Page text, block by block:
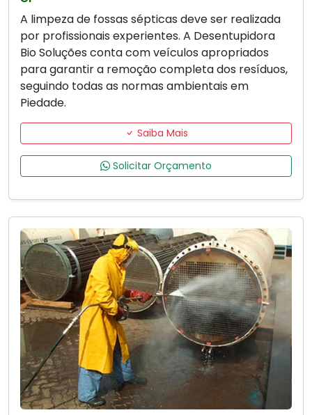
A limpeza de fossas sépticas deve ser realizada
por profissionais experientes. A Desentupidora
Bio Soluções conta com veículos apropriados
para garantir a remoção completa dos resíduos,
seguindo todas as normas ambientais em
Piedade.
Saiba Mais
Solicitar Orçamento